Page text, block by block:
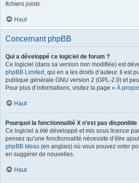
fichiers joints.
Haut
Concernant phpBB
Qui a développé ce logiciel de forum ?
Ce logiciel (dans sa version non modifiée) est
phpBB Limited , qui en a les droits d’auteur. Il est
publique générale GNU version 2 (GPL-2.0) et
Pour plus d’informations, visitez la page « À
Haut
Pourquoi la fonctionnalité X n’est pas disponible
Ce logiciel a été développé et mis sous licence
pensez qu’une fonctionnalité nécessite d’être
phpBB Ideas (en anglais) où vous pouvez voter
en suggérer de nouvelles.
Haut